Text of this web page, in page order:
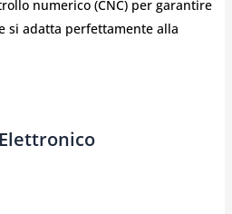
numerico (CNC) per garantire
si adatta perfettamente alla